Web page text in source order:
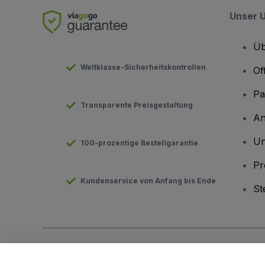
Weltklasse-Sicherheitskontrollen
Transparente Preisgestaltung
100-prozentige Bestellgarantie
Kundenservice von Anfang bis Ende
Unser